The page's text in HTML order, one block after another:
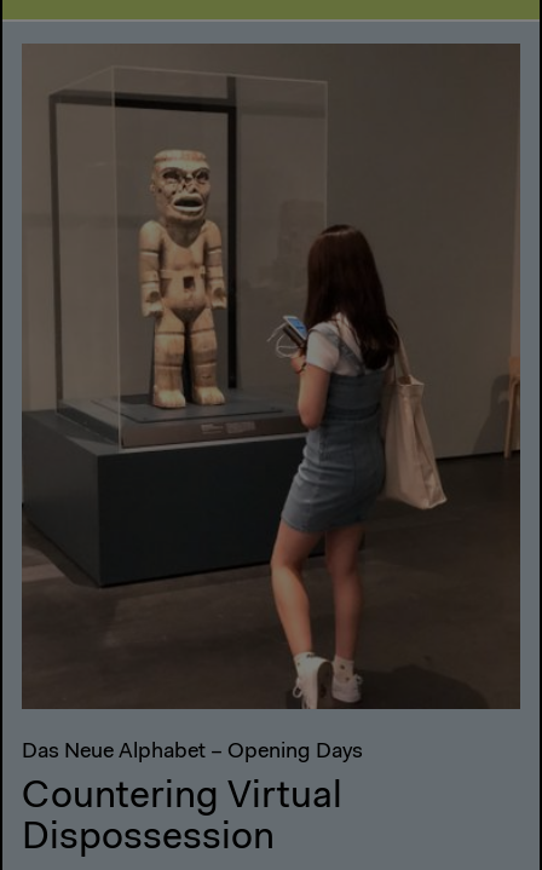
Das Neue Alphabet – Opening Days
Countering Virtual
Dispossession